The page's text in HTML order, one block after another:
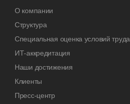
О компании
Структура
Специальная оценка условий труда
ИТ-аккредитация
Наши достижения
Клиенты
Пресс-центр